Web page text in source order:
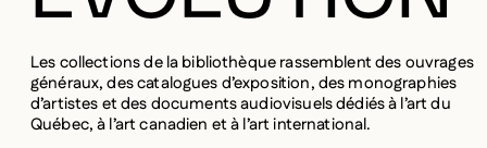
Les collections de la bibliothèque rassemblent des ouvrages
généraux, des catalogues d’exposition, des monographies
d’artistes et des documents audiovisuels dédiés à l’art du
Québec, à l’art canadien et à l’art international.